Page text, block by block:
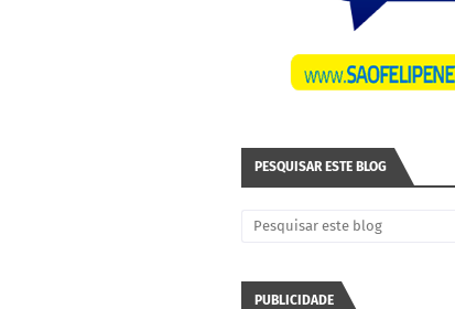
PESQUISAR ESTE BLOG
PUBLICIDADE